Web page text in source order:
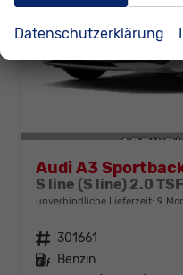
Audi A3
unverbindliche Lieferzeit: 9
Fahrzeugnr. 301661
Kraftstoff Benzin
Datenschutzerklärung